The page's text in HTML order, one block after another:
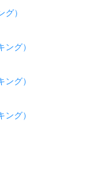
）
グ）
グ）
グ）